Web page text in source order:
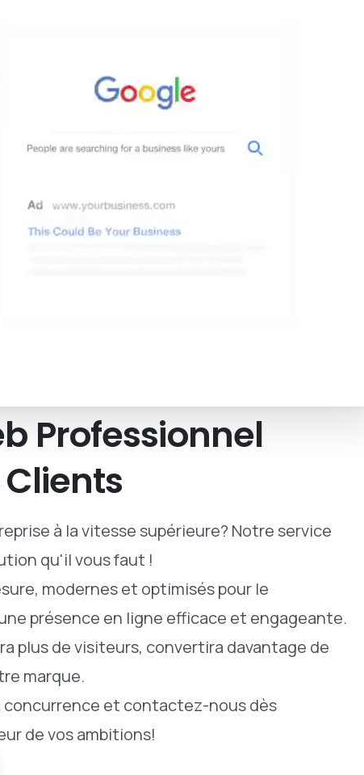
Professionnel
Clients
à la vitesse supérieure? Notre service
qu'il vous faut !
modernes et optimisés pour le
présence en ligne efficace et engageante.
plus de visiteurs, convertira davantage de
marque.
concurrence et contactez-nous dès
de vos ambitions!